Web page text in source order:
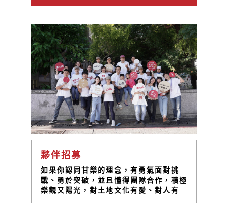
夥伴招募
如果你認同甘樂的理念，有勇氣面對挑
戰、勇於突破，並且懂得團隊合作，積極
樂觀又陽光，對土地文化有愛、對人有